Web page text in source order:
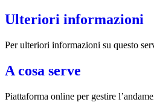
Ulteriori informazioni
Per ulteriori informazioni su questo
A cosa serve
Piattaforma online per gestire